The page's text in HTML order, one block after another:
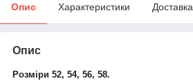
Опис Характеристики Доставка
Опис
Розміри 52, 54, 56, 58.